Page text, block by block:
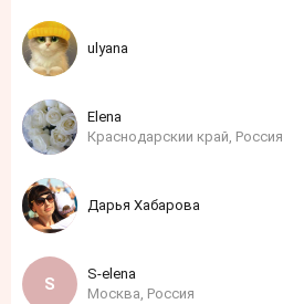
ulyana
Elena
Краснодарскии край, Россия
Дарья Хабарова
S-elena
Москва, Россия